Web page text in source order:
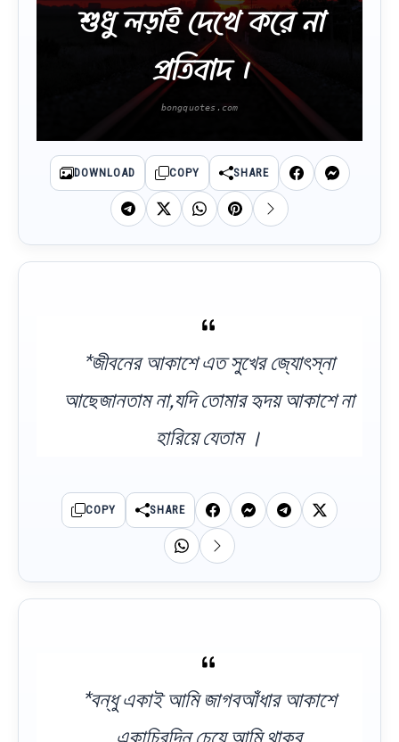
শুধু লড়াই দেখে করে না
প্রতিবাদ ।
DOWNLOAD COPY SHARE
*জীবনের আকাশে এত সুখের জ্যোৎস্না
আছেজানতাম না,যদি তোমার হৃদয় আকাশে না
হারিয়ে যেতাম ।
COPY SHARE
*বন্ধু একাই আমি জাগবআঁধার আকাশে